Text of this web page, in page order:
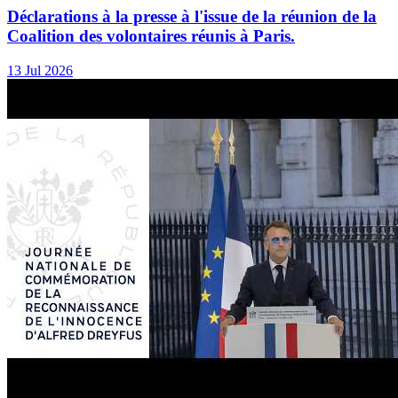
Déclarations à la presse à l'issue de la réunion de la
Coalition des volontaires réunis à Paris.
13 Jul 2026